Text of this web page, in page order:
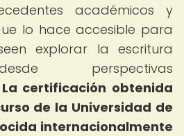
académicos y
lo hace accesible para
explorar la escritura
perspectivas
La certificación obtenida
de la Universidad de
internacionalmente